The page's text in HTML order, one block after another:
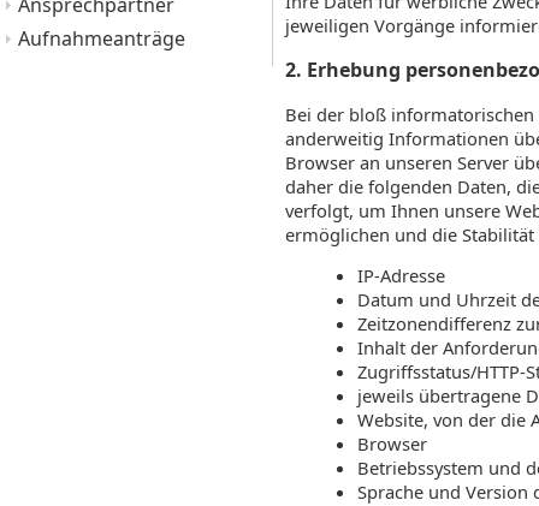
Aufnahmeanträge
jeweiligen Vorgänge
2. Erhebung
Bei der bloß
anderweitig Informationen
Browser an unseren Server
daher die folgenden Daten,
verfolgt, um Ihnen unsere
ermöglichen und die
IP-Adresse
Datum und Uhrzeit
Zeitzonendifferenz
Inhalt der
Zugriffsstatus/HTTP-
jeweils übertragene
Website, von der die
Browser
Betriebssystem und
Sprache und